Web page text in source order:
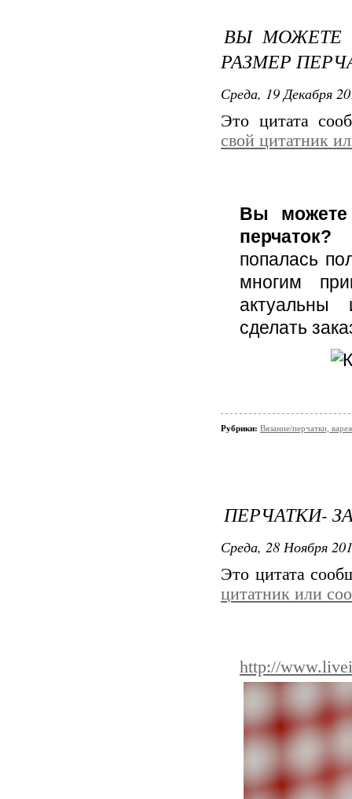
ВЫ МОЖЕТЕ
РАЗМЕР
Среда, 19 Декабря
Это цитата
свой цитатник
Вы можете
перчаток?
попалась
многим
актуальны
сделать
Рубрики: Вязание/перчатки,
ПЕРЧАТКИ-
Среда, 28 Ноября
Это цитата
цитатник или
http://